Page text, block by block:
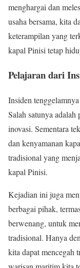
menghargai dan
usaha bersama, kita
keterampilan yang
kapal Pinisi tetap
Pelajaran dari
Insiden
Salah satunya adalah
inovasi. Sementara
dan kenyamanan
tradisional yang
kapal Pinisi.
Kejadian ini juga
berbagai pihak,
berwenang, untuk
tradisional. Hanya
kita dapat mencegah